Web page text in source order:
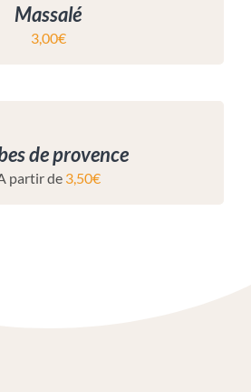
Massalé
3,00€
de provence
partir de 3,50€